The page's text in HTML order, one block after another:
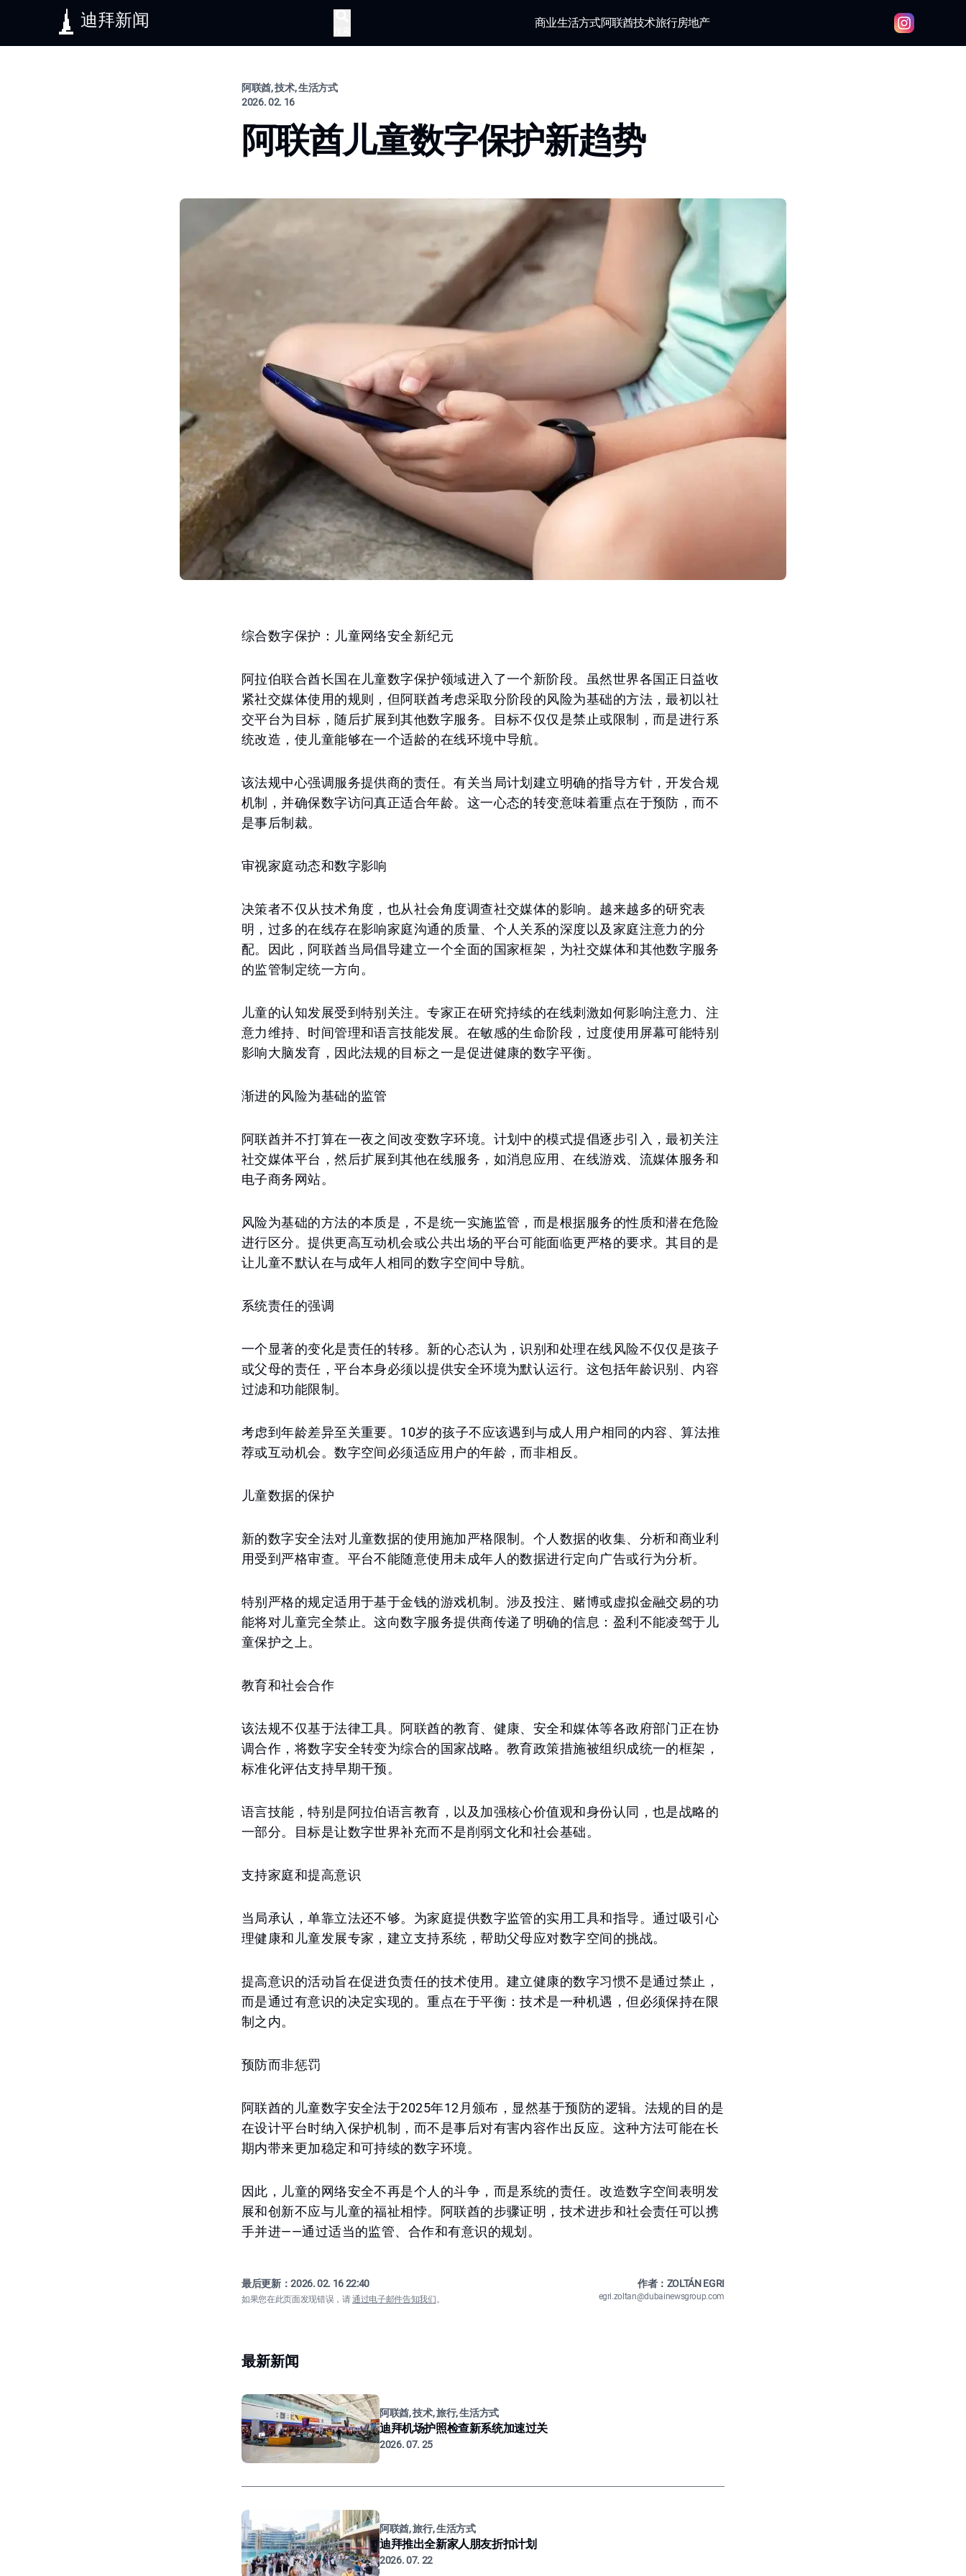
迪拜新闻 商业生活方式阿联酋技术旅行房地产
阿联酋, 技术, 生活方式
2026. 02. 16
阿联酋儿童数字保护新趋势
综合数字保护：儿童网络安全新纪元
阿拉伯联合酋长国在儿童数字保护领域进入了一个新阶段。虽然世界各国正日益收
紧社交媒体使用的规则，但阿联酋考虑采取分阶段的风险为基础的方法，最初以社
交平台为目标，随后扩展到其他数字服务。目标不仅仅是禁止或限制，而是进行系
统改造，使儿童能够在一个适龄的在线环境中导航。
该法规中心强调服务提供商的责任。有关当局计划建立明确的指导方针，开发合规
机制，并确保数字访问真正适合年龄。这一心态的转变意味着重点在于预防，而不
是事后制裁。
审视家庭动态和数字影响
决策者不仅从技术角度，也从社会角度调查社交媒体的影响。越来越多的研究表
明，过多的在线存在影响家庭沟通的质量、个人关系的深度以及家庭注意力的分
配。因此，阿联酋当局倡导建立一个全面的国家框架，为社交媒体和其他数字服务
的监管制定统一方向。
儿童的认知发展受到特别关注。专家正在研究持续的在线刺激如何影响注意力、注
意力维持、时间管理和语言技能发展。在敏感的生命阶段，过度使用屏幕可能特别
影响大脑发育，因此法规的目标之一是促进健康的数字平衡。
渐进的风险为基础的监管
阿联酋并不打算在一夜之间改变数字环境。计划中的模式提倡逐步引入，最初关注
社交媒体平台，然后扩展到其他在线服务，如消息应用、在线游戏、流媒体服务和
电子商务网站。
风险为基础的方法的本质是，不是统一实施监管，而是根据服务的性质和潜在危险
进行区分。提供更高互动机会或公共出场的平台可能面临更严格的要求。其目的是
让儿童不默认在与成年人相同的数字空间中导航。
系统责任的强调
一个显著的变化是责任的转移。新的心态认为，识别和处理在线风险不仅仅是孩子
或父母的责任，平台本身必须以提供安全环境为默认运行。这包括年龄识别、内容
过滤和功能限制。
考虑到年龄差异至关重要。10岁的孩子不应该遇到与成人用户相同的内容、算法推
荐或互动机会。数字空间必须适应用户的年龄，而非相反。
儿童数据的保护
新的数字安全法对儿童数据的使用施加严格限制。个人数据的收集、分析和商业利
用受到严格审查。平台不能随意使用未成年人的数据进行定向广告或行为分析。
特别严格的规定适用于基于金钱的游戏机制。涉及投注、赌博或虚拟金融交易的功
能将对儿童完全禁止。这向数字服务提供商传递了明确的信息：盈利不能凌驾于儿
童保护之上。
教育和社会合作
该法规不仅基于法律工具。阿联酋的教育、健康、安全和媒体等各政府部门正在协
调合作，将数字安全转变为综合的国家战略。教育政策措施被组织成统一的框架，
标准化评估支持早期干预。
语言技能，特别是阿拉伯语言教育，以及加强核心价值观和身份认同，也是战略的
一部分。目标是让数字世界补充而不是削弱文化和社会基础。
支持家庭和提高意识
当局承认，单靠立法还不够。为家庭提供数字监管的实用工具和指导。通过吸引心
理健康和儿童发展专家，建立支持系统，帮助父母应对数字空间的挑战。
提高意识的活动旨在促进负责任的技术使用。建立健康的数字习惯不是通过禁止，
而是通过有意识的决定实现的。重点在于平衡：技术是一种机遇，但必须保持在限
制之内。
预防而非惩罚
阿联酋的儿童数字安全法于2025年12月颁布，显然基于预防的逻辑。法规的目的是
在设计平台时纳入保护机制，而不是事后对有害内容作出反应。这种方法可能在长
期内带来更加稳定和可持续的数字环境。
因此，儿童的网络安全不再是个人的斗争，而是系统的责任。改造数字空间表明发
展和创新不应与儿童的福祉相悖。阿联酋的步骤证明，技术进步和社会责任可以携
手并进——通过适当的监管、合作和有意识的规划。
最后更新：2026. 02. 16 22:40
如果您在此页面发现错误，请通过电子邮件告知我们。
作者：ZOLTÁN EGRI
egri.zoltan@dubainewsgroup.com
最新新闻
阿联酋, 技术, 旅行, 生活方式
迪拜机场护照检查新系统加速过关
2026. 07. 25
阿联酋, 旅行, 生活方式
迪拜推出全新家人朋友折扣计划
2026. 07. 22